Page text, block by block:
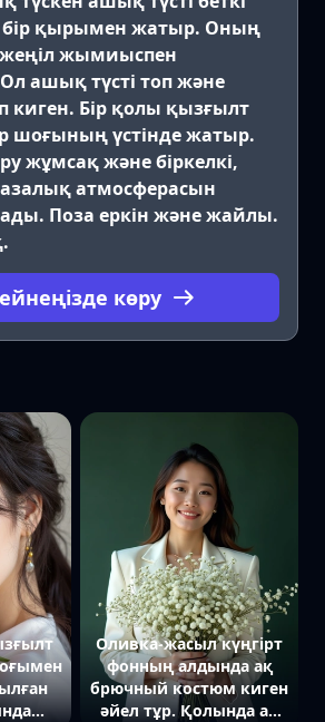
бір қырымен жатыр. Оның
жымиыспен
ашық түсті топ және
киген. Бір қолы қызғылт
шоғының үстінде жатыр.
жұмсақ және біркелкі,
атмосферасын
Поза еркін және жайлы.
көру
Оливка-жасыл күңгірт
фонның алдында ақ
брючный костюм киген
әйел тұр. Қолында ақ